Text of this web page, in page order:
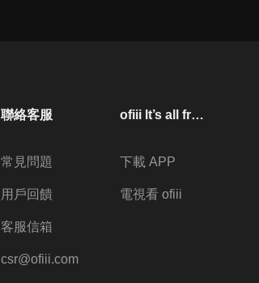
聯絡客服
常見問題
用戶回饋
客服信箱
csr@ofiii.com
ofiii lt’s all free
下載 APP
電視看 ofiii